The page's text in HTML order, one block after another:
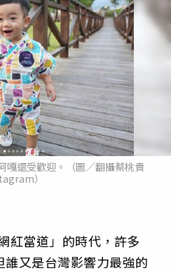
嘎還受歡迎。（圖／翻攝蔡桃貴
）
紅當道」的時代，許多
又是台灣影響力最強的